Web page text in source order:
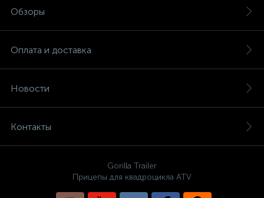
Обзоры
Оплата и доставка
Новости
Контакты
Gorilla Trailer
Прицепы для квадроцикла ATV